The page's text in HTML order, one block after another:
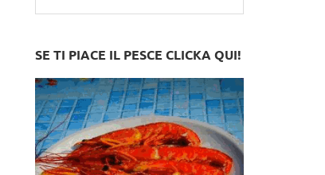
for:
SE TI PIACE IL PESCE CLICKA QUI!